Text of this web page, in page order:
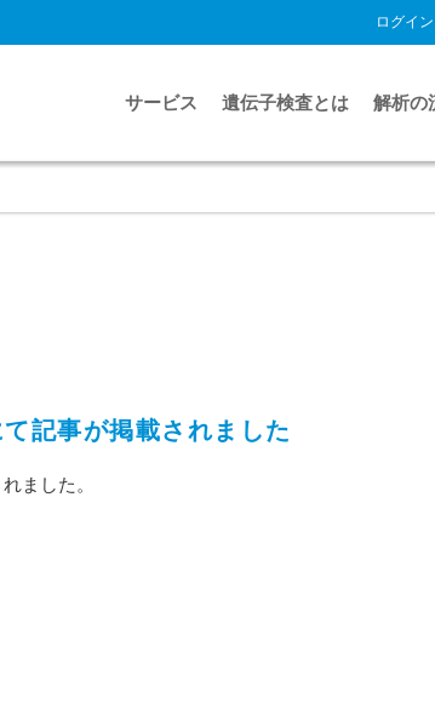
ログイン
サービス 遺伝子検査とは 解析の
事が掲載されました
ました。